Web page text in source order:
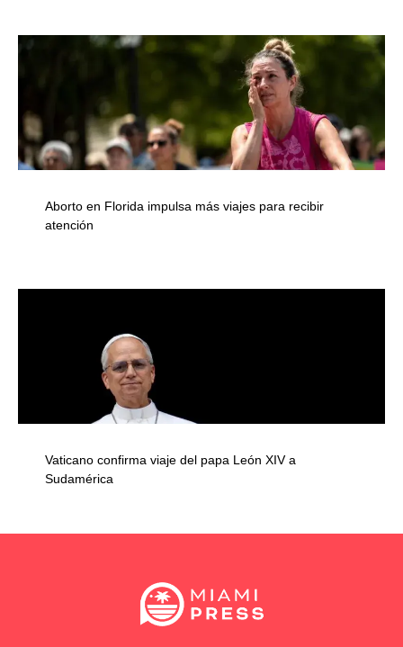
Aborto en Florida impulsa más viajes para recibir
atención
Vaticano confirma viaje del papa León XIV a
Sudamérica